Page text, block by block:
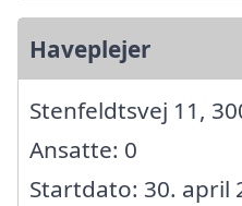
Haveplejer
Stenfeldtsvej 11,
Ansatte: 0
Startdato: 30. april